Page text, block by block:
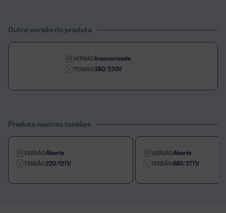
Outra versão do produto
VERSÃO:Insonorizado
TENSÃO:380/220V
Produto noutras tensões
VERSÃO:Aberto
TENSÃO:220/127V
VERSÃO:Aberto
TENSÃO:480/277V